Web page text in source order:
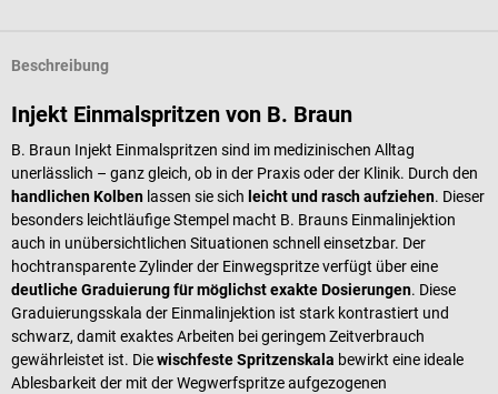
Beschreibung
Injekt Einmalspritzen von B. Braun
B. Braun Injekt Einmalspritzen sind im medizinischen Alltag
unerlässlich – ganz gleich, ob in der Praxis oder der Klinik. Durch den
handlichen Kolben lassen sie sich leicht und rasch aufziehen. Dieser
besonders leichtläufige Stempel macht B. Brauns Einmalinjektion
auch in unübersichtlichen Situationen schnell einsetzbar. Der
hochtransparente Zylinder der Einwegspritze verfügt über eine
deutliche Graduierung für möglichst exakte Dosierungen. Diese
Graduierungsskala der Einmalinjektion ist stark kontrastiert und
schwarz, damit exaktes Arbeiten bei geringem Zeitverbrauch
gewährleistet ist. Diewischfeste Spritzenskala bewirkt eine ideale
Ablesbarkeit der mit der Wegwerfspritze aufgezogenen